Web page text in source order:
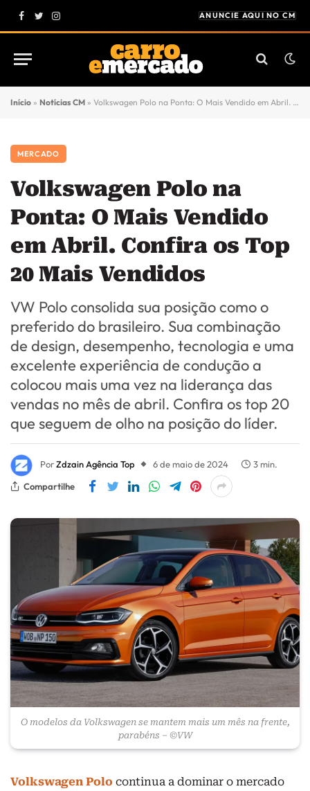
Facebook
Twitter
Instagram
ANUNCIE AQUI NO CM
Início » Notícias CM » Volkswagen Polo na Ponta: O Mais Vendido em Abril. Confira os Top 20 Mais Vendidos
MERCADO
Volkswagen Polo na
Ponta: O Mais Vendido
em Abril. Confira os Top
20 Mais Vendidos
VW Polo consolida sua posição como o
preferido do brasileiro. Sua combinação
de design, desempenho, tecnologia e uma
excelente experiência de condução a
colocou mais uma vez na liderança das
vendas no mês de abril. Confira os top 20
que seguem de olho na posição do líder.
PorZdzain Agência Top 6 de maio de 2024
3 min.
Compartilhe
O modelos da Volkswagen se mantem mais um mês na frente,
parabéns – ©VW
Volkswagen Polo continua a dominar o mercado